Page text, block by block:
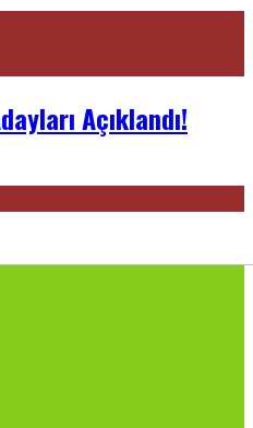
Açıklandı!